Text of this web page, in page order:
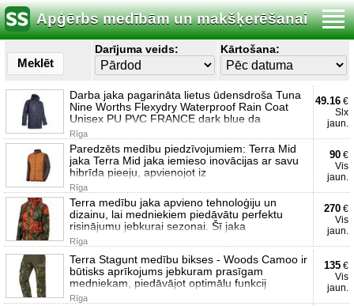
Apģērbs medībām un makšķerēšanai
Meklēt
Darījuma veids: Kārtošana:
Darba jaka pagarināta lietus ūdensdroša Tuna
Nine Worths Flexydry Waterproof Rain Coat
Unisex PU PVC FRANCE dark blue da
Rīga
49.16 €
Slx
jaun.
Paredzēts medību piedzīvojumiem: Terra Mid
jaka Terra Mid jaka iemieso inovācijas ar savu
hibrīda pieeju, apvienojot iz
Rīga
90 €
Vis
jaun.
Terra medību jaka apvieno tehnoloģiju un
dizainu, lai medniekiem piedāvātu perfektu
risinājumu jebkurai sezonai. Šī jaka
Rīga
270 €
Vis
jaun.
Terra Stagunt medību bikses - Woods Camoo ir
būtisks aprīkojums jebkuram prasīgam
medniekam, piedāvājot optimālu funkcij
Rīga
135 €
Vis
jaun.